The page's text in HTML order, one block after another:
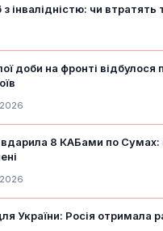
з інвалідністю: чи втратять
доби на фронті відбулося
вдарила 8 КАБами по Сумах:
України: Росія отримала